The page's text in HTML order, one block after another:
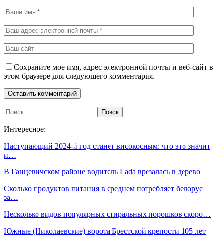
Сохраните мое имя, адрес электронной почты и веб-сайт в
этом браузере для следующего комментария.
Интересное:
Наступающий 2024-й год станет високосным: что это значит
и…
В Ганцевичском районе водитель Lada врезалась в дерево
Сколько продуктов питания в среднем потребляет белорус
за…
Несколько видов популярных стиральных порошков скоро…
Южные (Николаевские) ворота Брестской крепости 105 лет